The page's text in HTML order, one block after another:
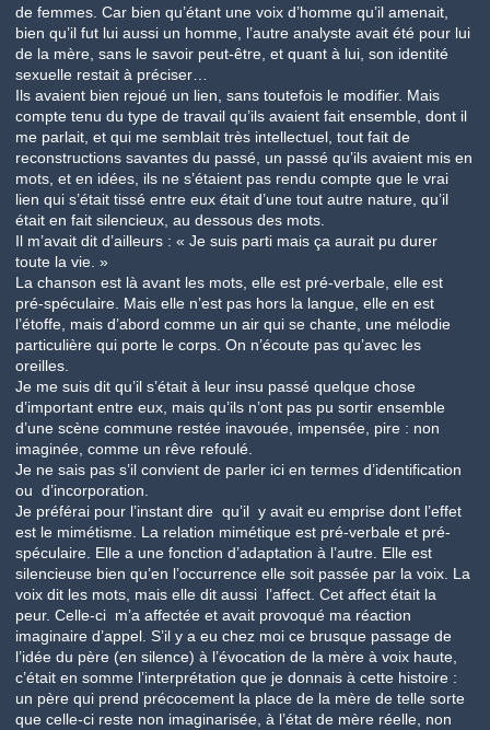
de femmes. Car bien qu’étant une voix d’homme qu’il amenait,
bien qu’il fut lui aussi un homme, l’autre analyste avait été pour lui
de la mère, sans le savoir peut-être, et quant à lui, son identité
sexuelle restait à préciser…
Ils avaient bien rejoué un lien, sans toutefois le modifier. Mais
compte tenu du type de travail qu’ils avaient fait ensemble, dont il
me parlait, et qui me semblait très intellectuel, tout fait de
reconstructions savantes du passé, un passé qu’ils avaient mis en
mots, et en idées, ils ne s’étaient pas rendu compte que le vrai
lien qui s’était tissé entre eux était d’une tout autre nature, qu’il
était en fait silencieux, au dessous des mots.
Il m’avait dit d’ailleurs : « Je suis parti mais ça aurait pu durer
toute la vie. »
La chanson est là avant les mots, elle est pré-verbale, elle est
pré-spéculaire. Mais elle n’est pas hors la langue, elle en est
l’étoffe, mais d’abord comme un air qui se chante, une mélodie
particulière qui porte le corps. On n’écoute pas qu’avec les
oreilles.
Je me suis dit qu’il s’était à leur insu passé quelque chose
d’important entre eux, mais qu’ils n’ont pas pu sortir ensemble
d’une scène commune restée inavouée, impensée, pire : non
imaginée, comme un rêve refoulé.
Je ne sais pas s’il convient de parler ici en termes d’identification
ou d’incorporation.
Je préférai pour l’instant dire qu’il y avait eu emprise dont l’effet
est le mimétisme. La relation mimétique est pré-verbale et pré-
spéculaire. Elle a une fonction d’adaptation à l’autre. Elle est
silencieuse bien qu’en l’occurrence elle soit passée par la voix. La
voix dit les mots, mais elle dit aussi l’affect. Cet affect était la
peur. Celle-ci m’a affectée et avait provoqué ma réaction
imaginaire d’appel. S’il y a eu chez moi ce brusque passage de
l’idée du père (en silence) à l’évocation de la mère à voix haute,
c’était en somme l’interprétation que je donnais à cette histoire :
un père qui prend précocement la place de la mère de telle sorte
que celle-ci reste non imaginarisée, à l’état de mère réelle, non